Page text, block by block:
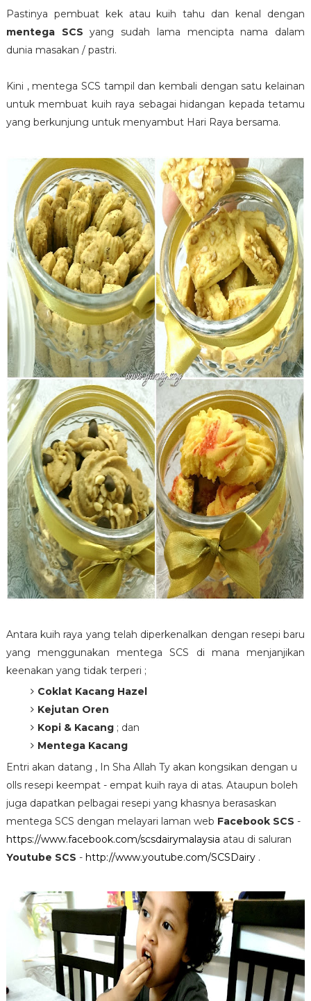
Pastinya pembuat kek atau kuih tahu dan kenal dengan
mentega SCSyang sudah lama mencipta nama dalam
dunia masakan / pastri.
Kini , mentega SCS tampil dan kembali dengan satu kelainan
untuk membuat kuih raya sebagai hidangan kepada tetamu
yang berkunjung untuk menyambut Hari Raya bersama.
Antara kuih raya yang telah diperkenalkan dengan resepi baru
yang menggunakan mentega SCS di mana menjanjikan
keenakan yang tidak terperi ;
Coklat Kacang Hazel
Kejutan Oren
Kopi & Kacang; dan
Mentega Kacang
Entri akan datang , In Sha Allah Ty akan kongsikan dengan u
olls resepi keempat - empat kuih raya di atas. Ataupun boleh
juga dapatkan pelbagai resepi yang khasnya berasaskan
mentega SCS dengan melayari laman web Facebook SCS -
https://www.facebook.com/scsdairymalaysia atau di saluran
Youtube SCS - http://www.youtube.com/SCSDairy.